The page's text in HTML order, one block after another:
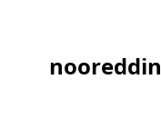
nooreddin